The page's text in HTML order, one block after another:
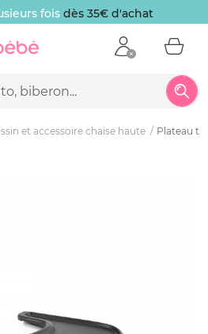
fois dès 35€ d'achat
et accessoire chaise haute Plateau